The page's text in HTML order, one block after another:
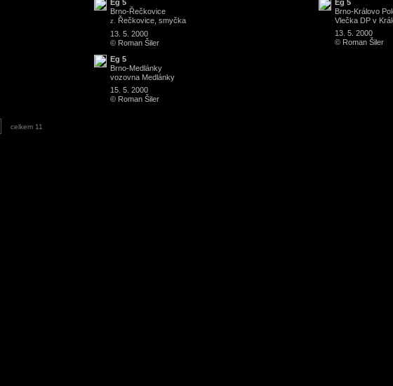
Eg 5
Brno-Řečkovice
z. Řečkovice, smyčka
13. 5. 2000
© Roman Šiler
Eg 5
Brno-Královo
Vlečka DP v
13. 5. 2000
© Roman Šiler
Eg 5
Brno-Medlánky
vozovna Medlánky
15. 5. 2000
© Roman Šiler
celkem 11